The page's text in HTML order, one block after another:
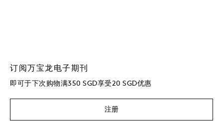
订阅万宝龙电子期刊
即可于下次购物满350 SGD享受20 SGD优惠
注册